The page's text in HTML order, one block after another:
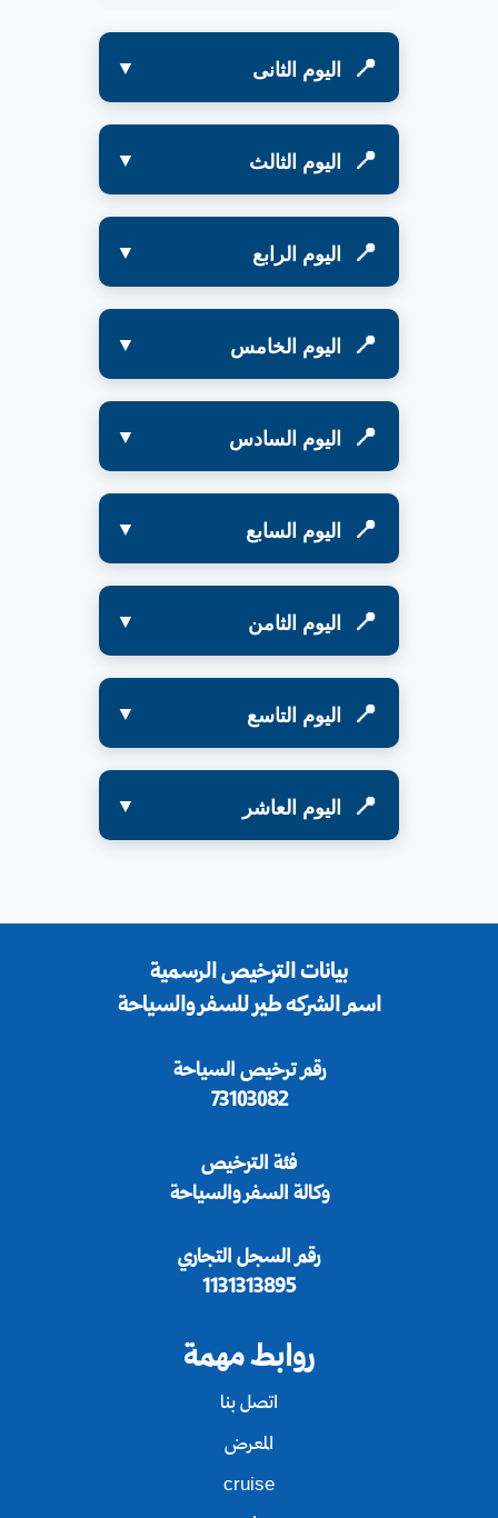
اليوم الثانى
اليوم الثالث
اليوم الرابع
اليوم الخامس
اليوم السادس
اليوم السابع
اليوم الثامن
اليوم التاسع
اليوم العاشر
بيانات الترخيص الرسمية
اسم الشركه طير للسفر والسياحة
رقم ترخيص السياحة
73103082
فئة الترخيص
وكالة السفر والسياحة
رقم السجل التجاري
1131313895
روابط مهمة
اتصل بنا
المعرض
cruise